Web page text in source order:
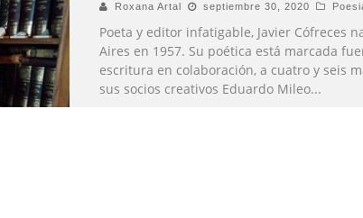
Roxana Artal septiembre 30, 2020
Poeta y editor infatigable, Javier Cófreces
Aires en 1957. Su poética está marcada
escritura en colaboración, a cuatro y seis
sus socios creativos Eduardo Mileo...